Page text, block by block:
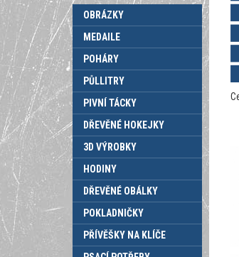
OBRÁZKY
MEDAILE
POHÁRY
PŮLLITRY
PIVNÍ TÁCKY
DŘEVĚNÉ HOKEJKY
3D VÝROBKY
HODINY
DŘEVĚNÉ OBÁLKY
POKLADNIČKY
PŘÍVĚŠKY NA KLÍČE